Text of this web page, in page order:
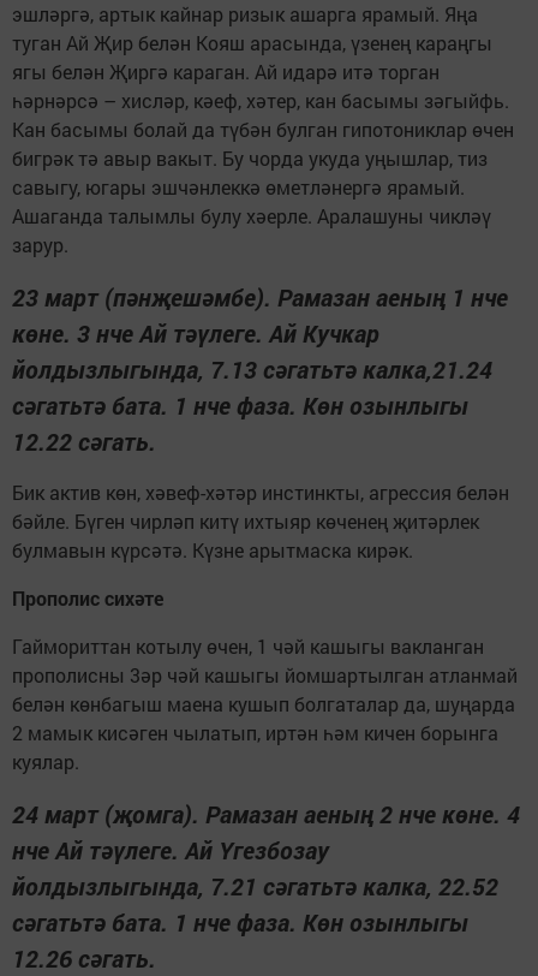
эшләргә, артык кайнар ризык ашарга ярамый. Яңа
туган Ай Җир белән Кояш арасында, үзенең караңгы
ягы белән Җиргә караган. Ай идарә итә торган
һәрнәрсә – хисләр, кәеф, хәтер, кан басымы зәгыйфь.
Кан басымы болай да түбән булган гипотониклар өчен
бигрәк тә авыр вакыт. Бу чорда укуда уңышлар, тиз
савыгу, югары эшчәнлеккә өметләнергә ярамый.
Ашаганда талымлы булу хәерле. Аралашуны чикләү
зарур.
23 март (пәнҗешәмбе). Рамазан аеның 1 нче
көне. 3 нче Ай тәүлеге. Ай Кучкар
йолдызлыгында, 7.13 сәгатьтә калка,21.24
сәгатьтә бата. 1 нче фаза. Көн озынлыгы
12.22 сәгать.
Бик актив көн, хәвеф-хәтәр инстинкты, агрессия белән
бәйле. Бүген чирләп китү ихтыяр көченең җитәрлек
булмавын күрсәтә. Күзне арытмаска кирәк.
Прополис сихәте
Гаймориттан котылу өчен, 1 чәй кашыгы вакланган
прополисны 3әр чәй кашыгы йомшартылган атланмай
белән көнбагыш маена кушып болгаталар да, шуңарда
2 мамык кисәген чылатып, иртән һәм кичен борынга
куялар.
24 март (җомга). Рамазан аеның 2 нче көне. 4
нче Ай тәүлеге. Ай Үгезбозау
йолдызлыгында, 7.21 сәгатьтә калка, 22.52
сәгатьтә бата. 1 нче фаза. Көн озынлыгы
12.26 сәгать.